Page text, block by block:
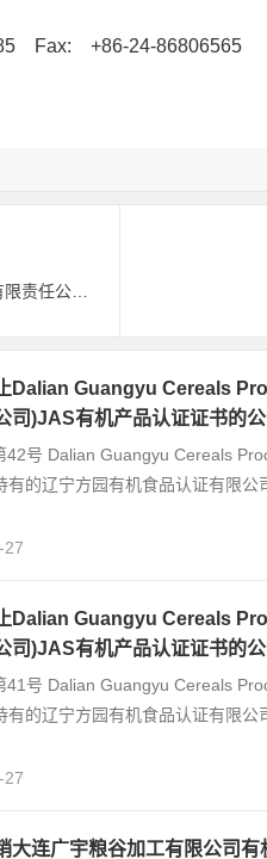
Fax: +86-24-
Dalian Guangyu Cereals
司)JAS有机产品认证证书的
42号 Dalian Guangyu Cereals
有的辽宁方园有机食品认证有限公
27
Dalian Guangyu Cereals
司)JAS有机产品认证证书的
41号 Dalian Guangyu Cereals
有的辽宁方园有机食品认证有限公
27
大连广宇粮谷加工有限公司